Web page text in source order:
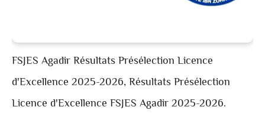
FSJES Agadir Résultats Présélection Licence
d'Excellence 2025-2026, Résultats Présélection
Licence d'Excellence FSJES Agadir 2025-2026.